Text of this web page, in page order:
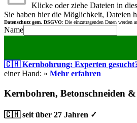
Klicke oder ziehe Dateien in
Sie haben hier die Möglichkeit, Dateien
Datenschutz gem. DSGVO: Die einzutragenden Daten werden
Name
🇨🇭 Kernbohrung: Experten
einer Hand: » Mehr erfahren
Kernbohren, Betonschneiden
🇨🇭 seit über 27 Jahren ✓